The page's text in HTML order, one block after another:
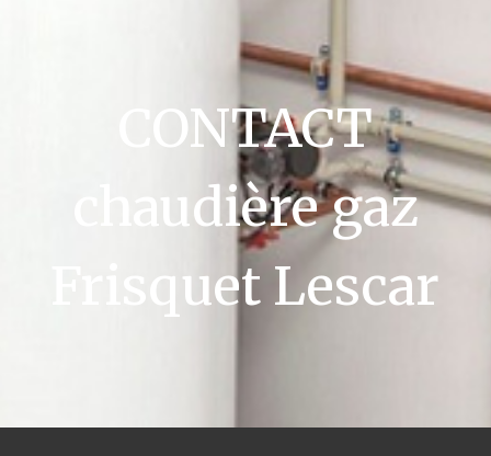
CONTACT
chaudière gaz
Frisquet Lescar